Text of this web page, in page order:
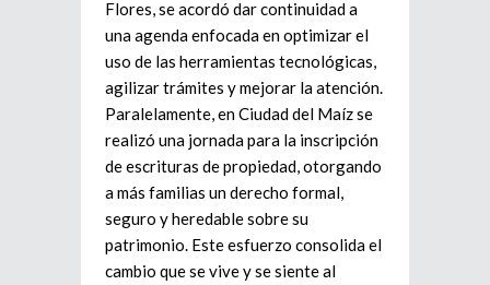
Flores, se acordó dar continuidad a
una agenda enfocada en optimizar el
uso de las herramientas tecnológicas,
agilizar trámites y mejorar la atención.
Paralelamente, en Ciudad del Maíz se
realizó una jornada para la inscripción
de escrituras de propiedad, otorgando
a más familias un derecho formal,
seguro y heredable sobre su
patrimonio. Este esfuerzo consolida el
cambio que se vive y se siente al